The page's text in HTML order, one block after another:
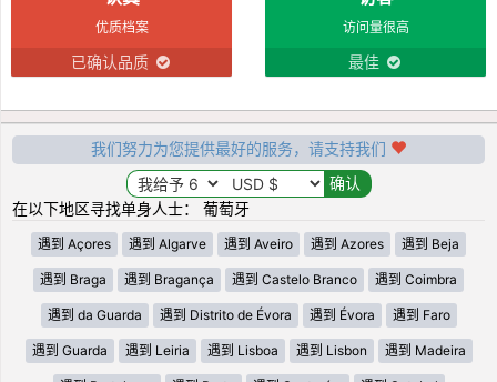
优质档案
已确认品质
访问量很高
最佳
我们努力为您提供最好的服务，请支持我们
在以下地区寻找单身人士： 葡萄牙
遇到 Açores 遇到 Algarve 遇到 Aveiro 遇到 Azores 遇到 Beja
遇到 Braga 遇到 Bragança 遇到 Castelo Branco 遇到 Coimbra
遇到 da Guarda 遇到 Distrito de Évora 遇到 Évora 遇到 Faro
遇到 Guarda 遇到 Leiria 遇到 Lisboa 遇到 Lisbon 遇到 Madeira